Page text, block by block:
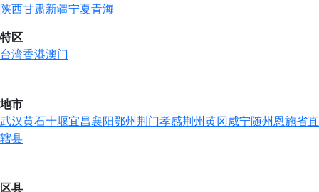
陕西甘肃新疆宁夏青海
特区
台湾香港澳门
地市
武汉黄石十堰宜昌襄阳鄂州荆门孝感荆州黄冈咸宁随州恩施省直
辖县
区县